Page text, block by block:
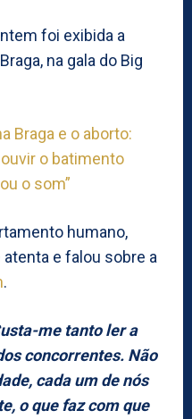
foi exibida a
na gala do Big
Braga e o aborto:
o batimento
o som”
humano,
e falou sobre a
.
me tanto ler a
concorrentes. Não
cada um de nós
o que faz com que